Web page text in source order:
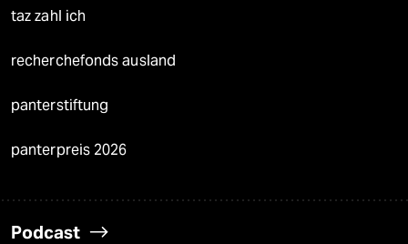
taz zahl ich
recherchefonds ausland
panterstiftung
panterpreis 2026
Podcast